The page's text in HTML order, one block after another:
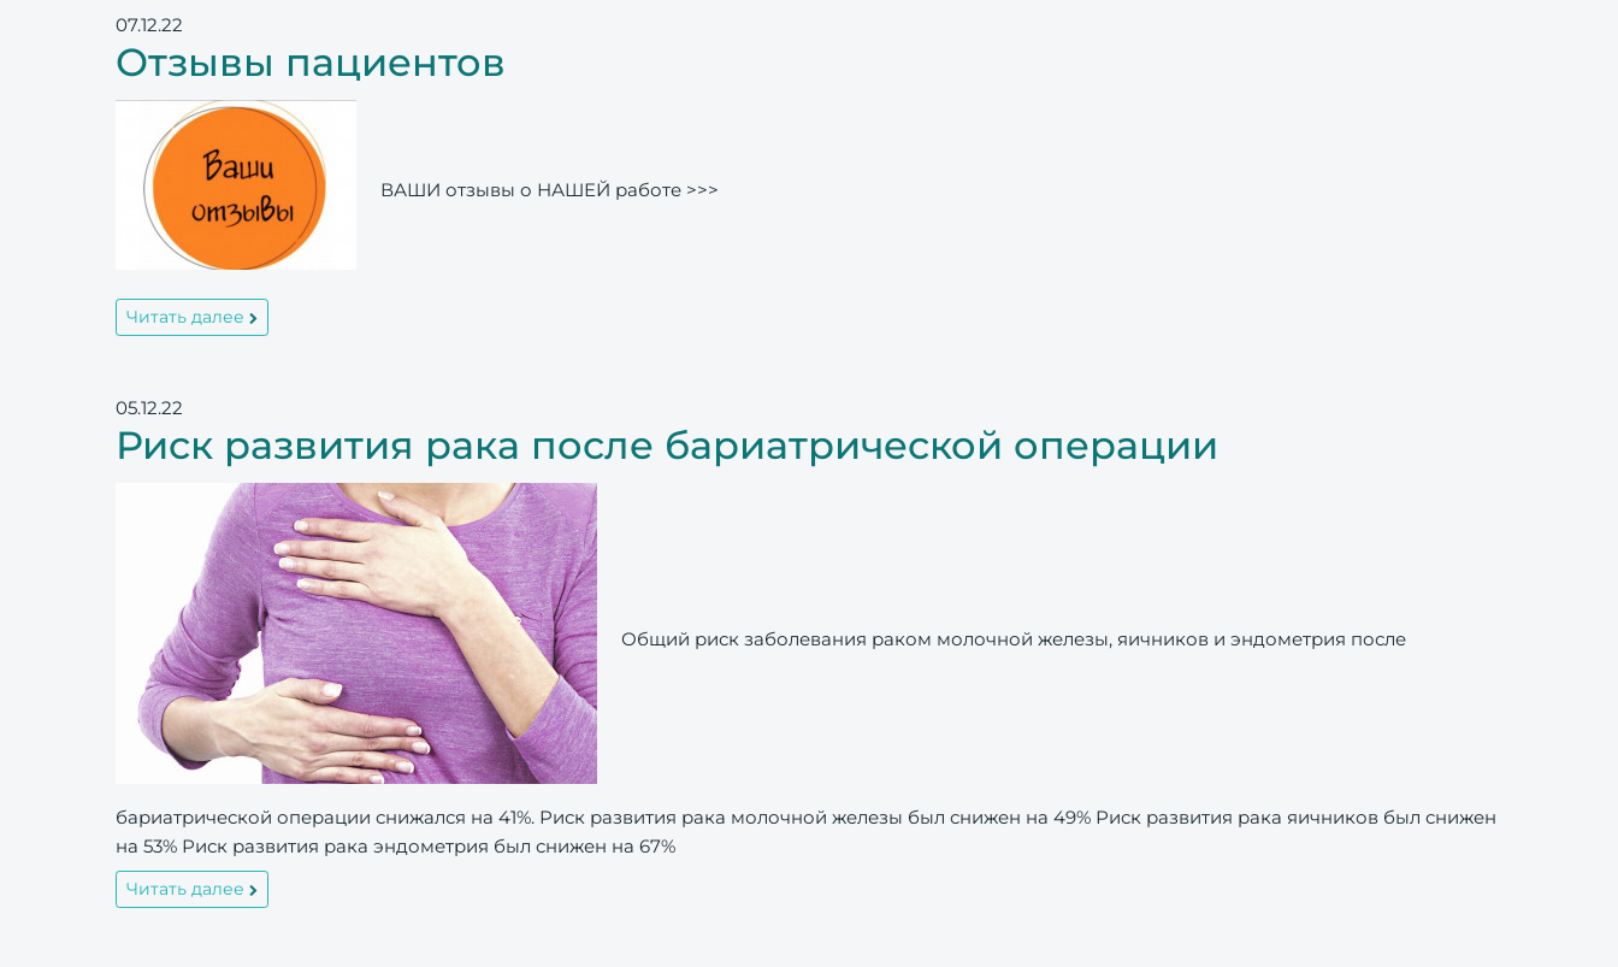
07.12.22
Отзывы пациентов
ВАШИ отзывы о НАШЕЙ работе >>>
Читать далее
05.12.22
Риск развития рака после бариатрической операции
Общий риск заболевания раком молочной железы, яичников и эндометрия после
бариатрической операции снижался на 41%. Риск развития рака молочной железы был снижен на 49% Риск развития рака яичников был снижен
на 53% Риск развития рака эндометрия был снижен на 67%
Читать далее